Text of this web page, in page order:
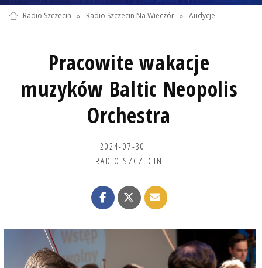
Radio Szczecin » Radio Szczecin Na Wieczór » Audycje
Pracowite wakacje
muzyków Baltic Neopolis
Orchestra
2024-07-30
RADIO SZCZECIN